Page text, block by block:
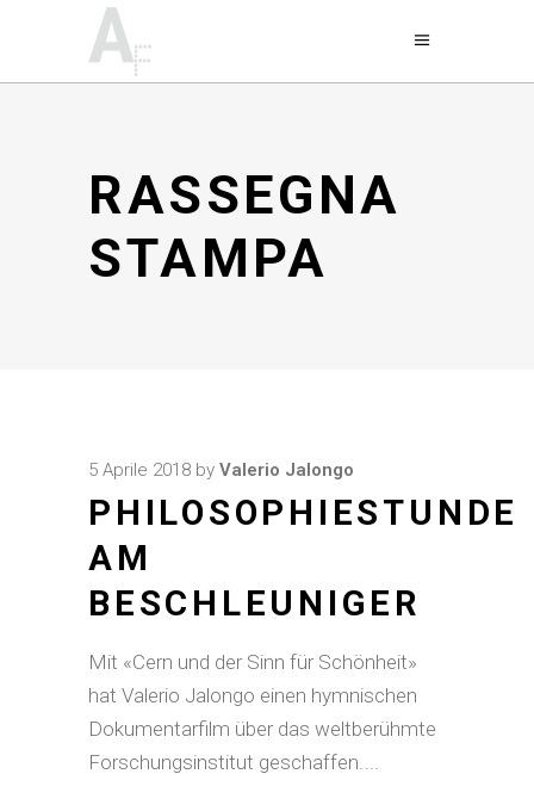
RASSEGNA
STAMPA
5 Aprile 2018 by Valerio Jalongo
PHILOSOPHIESTUNDE
AM
BESCHLEUNIGER
Mit «Cern und der Sinn für Schönheit»
hat Valerio Jalongo einen hymnischen
Dokumentarfilm über das weltberühmte
Forschungsinstitut geschaffen.